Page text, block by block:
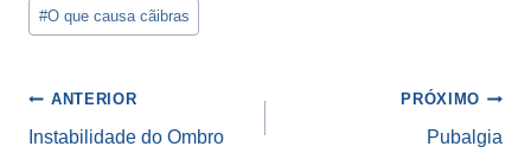
Post:
#O que causa cãibras
Navegação
de
ANTERIOR
Instabilidade do Ombro
PRÓXIMO
Pubalgia